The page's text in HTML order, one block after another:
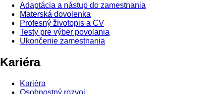
Adaptácia a nástup do zamestnania
Materská dovolenka
Profesný životopis a CV
Testy pre výber povolania
Ukončenie zamestnania
Kariéra
Kariéra
Osobnostný rozvoj